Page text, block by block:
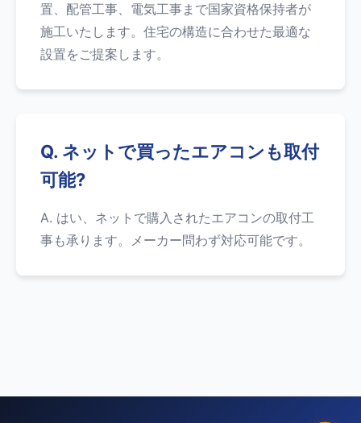
置、配管工事、電気工事まで国家資格保持者が
施工いたします。住宅の構造に合わせた最適な
設置をご提案します。
Q. ネットで買ったエアコンも取付
可能?
A. はい、ネットで購入されたエアコンの取付工
事も承ります。メーカー問わず対応可能です。